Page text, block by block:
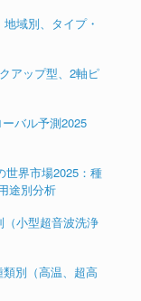
域別、タイプ・
アップ型、2軸ピ
バル予測2025
世界市場2025：種
途別分析
小型超音波洗浄
別（高温、超高